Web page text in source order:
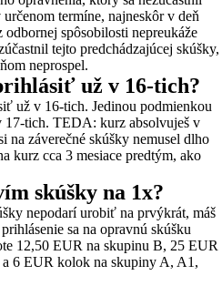
termíne, najneskôr v deň
spôsobilosti nepreukáže
tejto predchádzajúcej skúšky,
neprospel.
už v 16-tich?
už v 16-tich. Jedinou podmienkou
17-tich. TEDA: kurz absolvuješ v
na záverečné skúšky nemusel dlho
kurz cca 3 mesiace predtým, ako
skúšky na 1x?
nepodarí urobiť na prvýkrát, máš
sa na opravnú skúšku
12,50 EUR na skupinu B, 25 EUR
6 EUR kolok na skupiny A, A1,